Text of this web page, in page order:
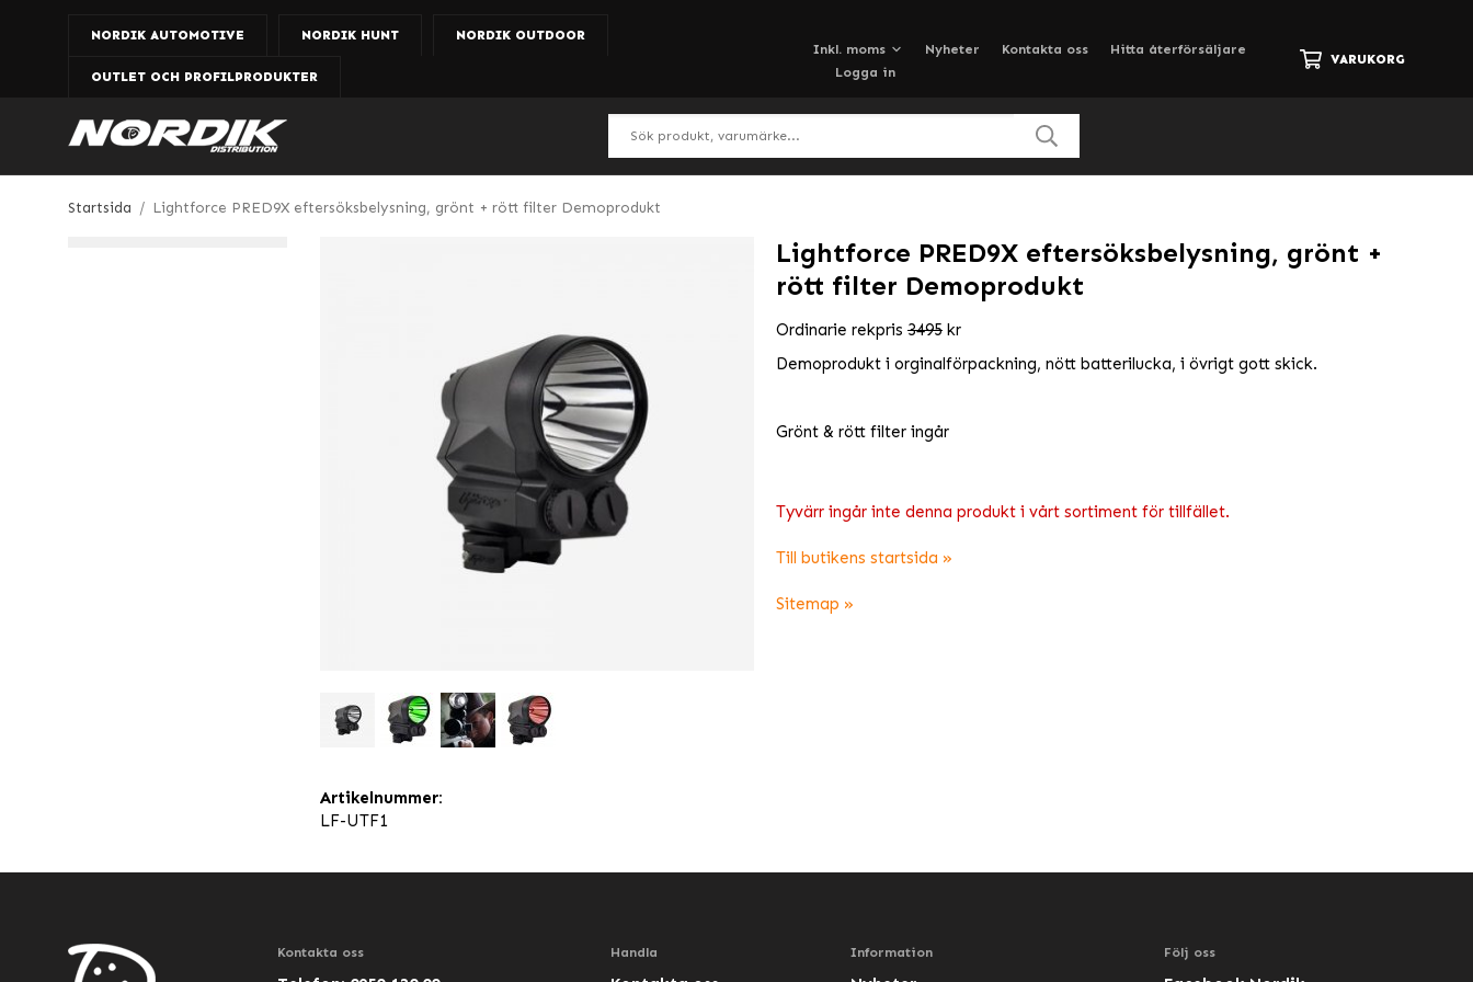
NORDIK AUTOMOTIVE NORDIK HUNT NORDIK OUTDOOR
OUTLET OCH PROFILPRODUKTER
Nyheter Kontakta oss
Hitta återförsäljare
Logga in
VARUKORG
Startsida / Lightforce PRED9X eftersöksbelysning, grönt + rött filter Demoprodukt
Lightforce PRED9X eftersöksbelysning, grönt +
rött filter Demoprodukt
Ordinarie rekpris 3495 kr
Demoprodukt i orginalförpackning, nött batterilucka, i övrigt gott skick.
Grönt & rött filter ingår
Tyvärr ingår inte denna produkt i vårt sortiment för tillfället.
Till butikens startsida »
Sitemap »
Artikelnummer:
LF-UTF1
Kontakta oss Handla Information Följ oss